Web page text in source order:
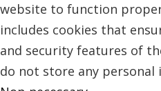
website to function
includes cookies that
and security features of
do not store any personal